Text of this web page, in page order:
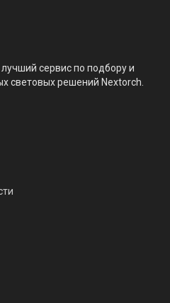
сервис по подбору и
световых решений Nextorch.